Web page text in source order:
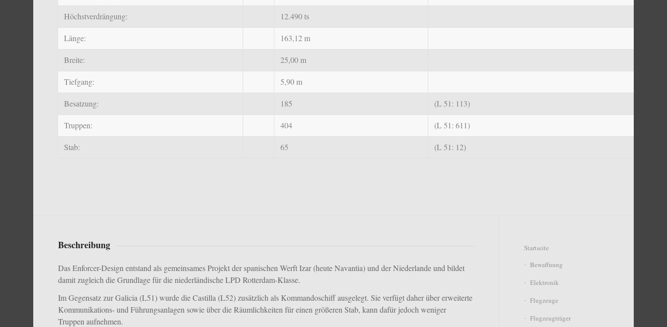
Höchstverdrängung: 12.490 ts
Länge: 163,12 m
Breite: 25,00 m
Tiefgang: 5,90 m
Besatzung: 185 (L 51: 113)
Truppen: 404 (L 51: 611)
Stab: 65 (L 51: 12)
Beschreibung
Das Enforcer-Design entstand als gemeinsames Projekt der spanischen Werft Izar (heuteNavantia) und der Niederlande und bildet
damit zugleich die Grundlage für die niederländische LPDRotterdam-Klasse.
Im Gegensatz zurGalicia (L51)wurde dieCastilla (L52) zusätzlich als Kommandoschiff ausgelegt. Sie verfügt daher über erweiterte
Kommunikations- und Führungsanlagen sowie über die Räumlichkeiten für einen größeren Stab, kann dafür jedoch weniger
Truppen aufnehmen.
Startseite
Bewaffnung
Elektronik
Flugzeuge
Flugzeugträger